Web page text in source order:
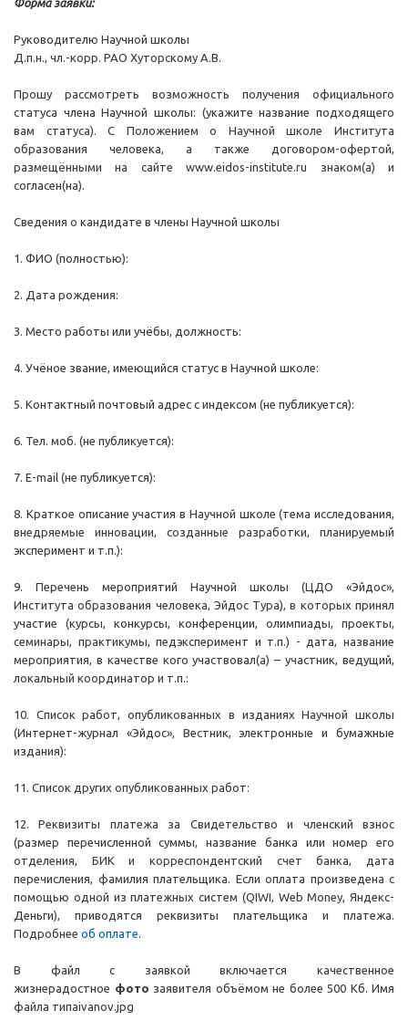
Форма заявки:
Руководителю Научной школы
Д.п.н., чл.-корр. РАО Хуторскому А.В.
Прошу рассмотреть возможность получения официального
статуса члена Научной школы: (укажите название подходящего
вам статуса). С Положением о Научной школе Института
образования человека, а также договором-офертой,
размещёнными на сайте www.eidos-institute.ru знаком(а) и
согласен(на).
Сведения о кандидате в члены Научной школы
1. ФИО (полностью):
2. Дата рождения:
3. Место работы или учёбы, должность:
4. Учёное звание, имеющийся статус в Научной школе:
5. Контактный почтовый адрес с индексом (не публикуется):
6. Тел. моб. (не публикуется):
7. E-mail (не публикуется):
8. Краткое описание участия в Научной школе (тема исследования,
внедряемые инновации, созданные разработки, планируемый
эксперимент и т.п.):
9. Перечень мероприятий Научной школы (ЦДО «Эйдос»,
Института образования человека, Эйдос Тура), в которых принял
участие (курсы, конкурсы, конференции, олимпиады, проекты,
семинары, практикумы, педэксперимент и т.п.) - дата, название
мероприятия, в качестве кого участвовал(а) – участник, ведущий,
локальный координатор и т.п.:
10. Список работ, опубликованных в изданиях Научной школы
(Интернет-журнал «Эйдос», Вестник, электронные и бумажные
издания):
11. Список других опубликованных работ:
12. Реквизиты платежа за Свидетельство и членский взнос
(размер перечисленной суммы, название банка или номер его
отделения, БИК и корреспондентский счет банка, дата
перечисления, фамилия плательщика. Если оплата произведена с
помощью одной из платежных систем (QIWI, Web Money, Яндекс-
Деньги), приводятся реквизиты плательщика и платежа.
Подробнее об оплате.
В файл с заявкой включается качественное
жизнерадостное фото заявителя объёмом не более 500 Кб. Имя
файла типаivanov.jpg